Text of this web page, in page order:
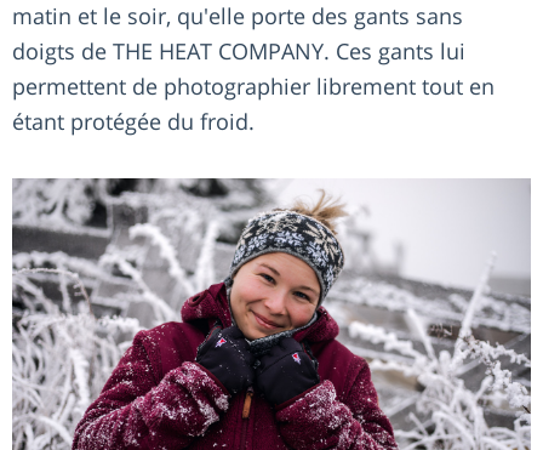
matin et le soir, qu'elle porte des gants sans
doigts de THE HEAT COMPANY. Ces gants lui
permettent de photographier librement tout en
étant protégée du froid.